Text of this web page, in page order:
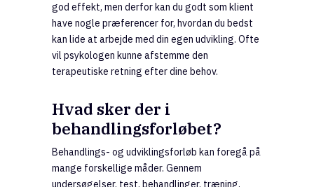
god effekt, men derfor kan du godt som klient
have nogle præferencer for, hvordan du bedst
kan lide at arbejde med din egen udvikling. Ofte
vil psykologen kunne afstemme den
terapeutiske retning efter dine behov.
Hvad sker der i
behandlingsforløbet?
Behandlings- og udviklingsforløb kan foregå på
mange forskellige måder. Gennem
undersøgelser, test, behandlinger, træning,